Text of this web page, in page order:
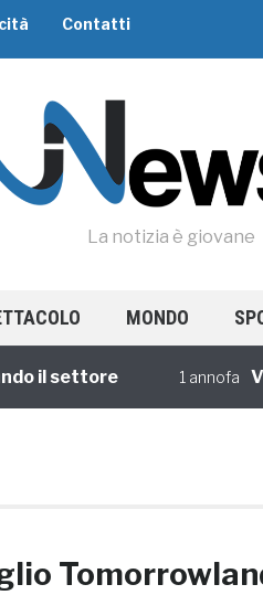
Contatti
La notizia è giovane
MONDO
il settore 1 annofa